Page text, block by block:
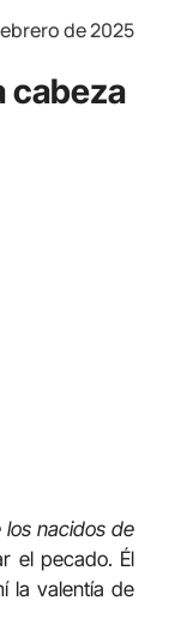
de 2025
cabeza
los nacidos de
el pecado. Él
la valentía de